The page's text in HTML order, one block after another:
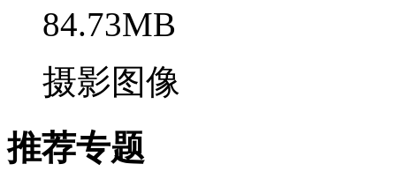
84.73MB
摄影图像
推荐专题